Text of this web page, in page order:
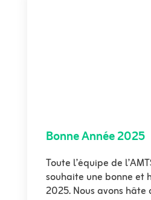
Bonne Année 2025
Toute l’équipe de
souhaite une bonne et
2025. Nous avons hâte